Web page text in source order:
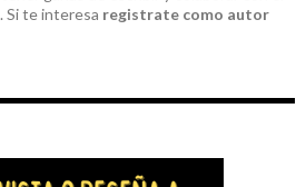
Si te interesa registrate como autor